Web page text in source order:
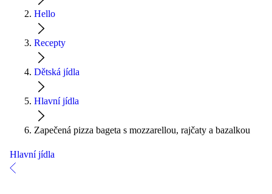
Hello
Recepty
Dětská jídla
Hlavní jídla
Zapečená pizza bageta s mozzarellou, rajčaty a bazalkou
Hlavní jídla